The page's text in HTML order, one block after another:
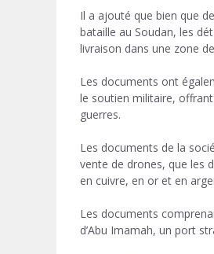
Il a ajouté que bien que
bataille au Soudan, les
livraison dans une zone
Les documents ont
le soutien militaire,
guerres.
Les documents de la
vente de drones, que les
en cuivre, en or et en
Les documents
d’Abu Imamah, un port